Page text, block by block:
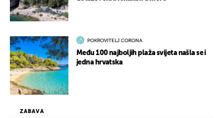
ZABAVA
POKROVITELJ CORONA
Među 100 najboljih plaža svijeta našla se i
jedna hrvatska